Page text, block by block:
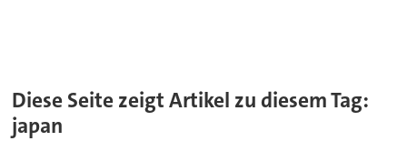
Diese Seite zeigt Artikel zu diesem Tag:
japan